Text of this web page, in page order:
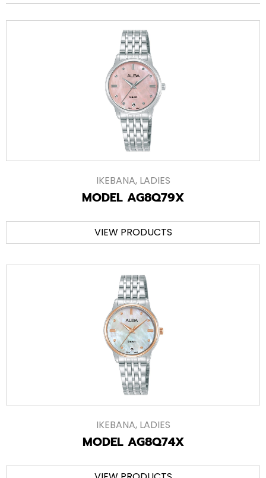
IKEBANA, LADIES
MODEL AG8Q79X
VIEW PRODUCTS
IKEBANA, LADIES
MODEL AG8Q74X